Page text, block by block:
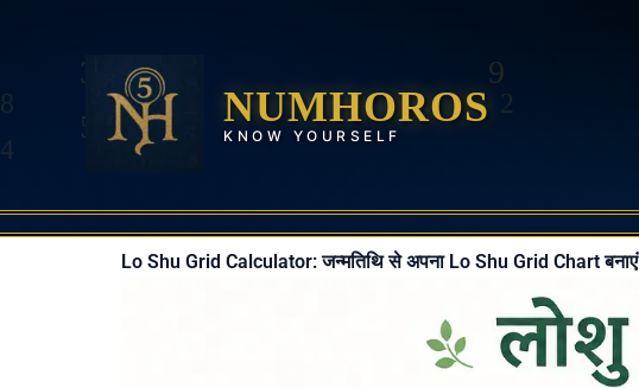
NUMHOROS
KNOW YOURSELF
Lo Shu Grid Calculator: जन्मतिथि से अपना Lo Shu Grid Chart बनाएं